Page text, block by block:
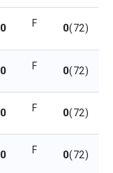
0 F 0(72)
0 F 0(72)
0 F 0(72)
0 F 0(72)